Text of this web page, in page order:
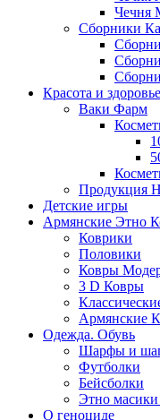
Чечня
Сборники
Красота и здоровье
Ваки Фарм
Продукция
Детские игры
Армянские Этно
Коврики
Половики
Ковры
3 D Ковры
Армянские
Одежда. Обувь
Шарфы и
Футболки
Бейсболки
Этно масики
О геноциде